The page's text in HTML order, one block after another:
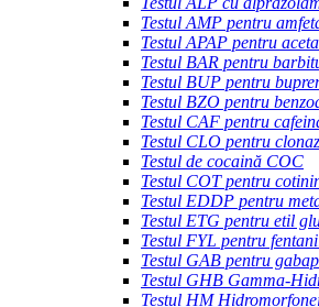
Testul AMP pentru
Testul APAP pentru
Testul BAR pentru
Testul BUP pentru
Testul BZO pentru
Testul CAF pentru
Testul CLO pentru
Testul de cocaină COC
Testul COT pentru
Testul EDDP pentru
Testul ETG pentru etil
Testul FYL pentru
Testul GAB pentru
Testul GHB Gamma-
Testul HM